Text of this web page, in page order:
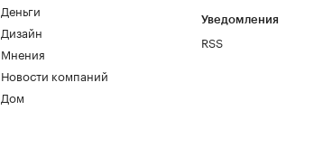
Деньги
Дизайн
Мнения
Новости компаний
Дом
Уведомления
RSS